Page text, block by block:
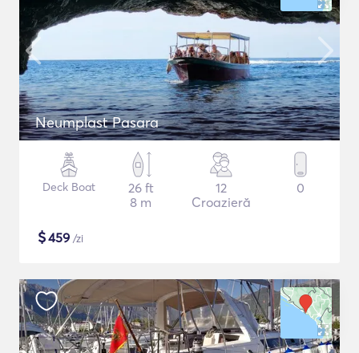
Neumplast Pasara
Deck Boat
26 ft
8 m
12
Croazieră
0
$459 /zi